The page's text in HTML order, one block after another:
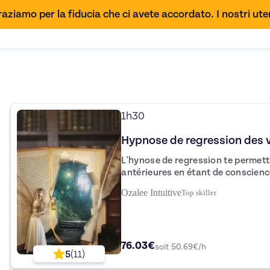
per la fiducia che ci avete accordato. I nostri
5(11)
1h30
Hypnose de regression des
L'hynose de regression te
antérieures en étant de
certaines peurs, phobies ou
Ozalee IntuitiveTopskiller
76.03€soit 50.69€/h